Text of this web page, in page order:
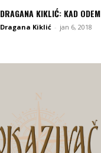
DRAGANA KIKLIĆ: KAD ODEM
Dragana Kiklić - jan 6, 2018